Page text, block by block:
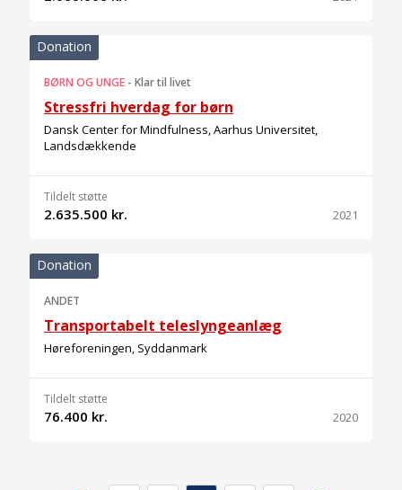
Donation
BØRN OG UNGE - Klar til livet
Stressfri hverdag for børn
Dansk Center for Mindfulness, Aarhus Universitet,
Landsdækkende
Tildelt støtte
2.635.500 kr. 2021
Donation
ANDET
Transportabelt teleslyngeanlæg
Høreforeningen, Syddanmark
Tildelt støtte
76.400 kr. 2020